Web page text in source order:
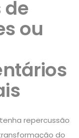
de
ou
repercussão
do